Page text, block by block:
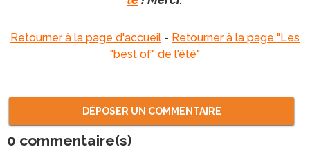
Retourner à la page d'accueil - Retourner à la page "Les
"best of" de l'été"
DÉPOSER UN COMMENTAIRE
0 commentaire(s)